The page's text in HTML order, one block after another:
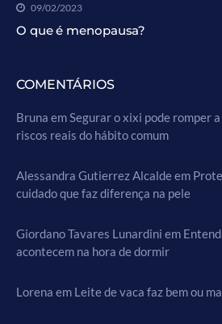
09/02/2023
O que é menopausa?
COMENTÁRIOS
Bruna emSegurar o xixi pode romper
riscos reais do hábito comum
Alessandra Gutierrez Alcaldeem
cuidado que faz diferença na pele
Giordano Tavares Lunardini em
acontecem na hora de dormir
Lorena em Leite de vaca faz bem ou